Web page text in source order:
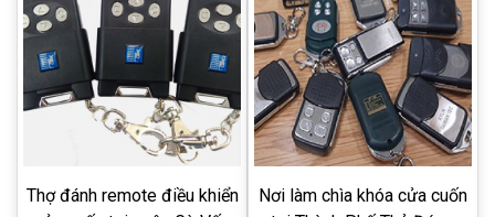
Thợ đánh remote điều khiển
Nơi làm chìa khóa cửa cuốn